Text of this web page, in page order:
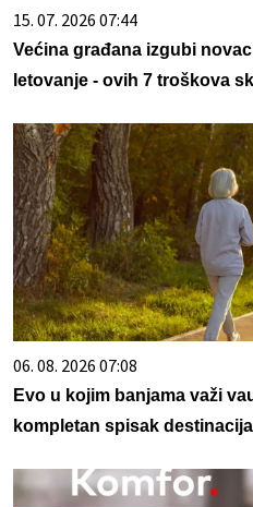
15. 07. 2026 07:44
Većina građana izgubi
letovanje - ovih 7 troškova
06. 08. 2026 07:08
Evo u kojim banjama važi
kompletan spisak